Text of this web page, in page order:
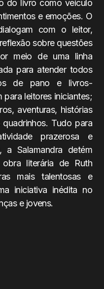
do livro como veículo
e emoções. O
com o leitor,
sobre questões
meio de uma linha
para atender todos
de pano e livros-
leitores iniciantes;
aventuras, histórias
Tudo para
prazerosa e
a Salamandra detém
literária de Ruth
mais talentosas e
iniciativa inédita no
e jovens.